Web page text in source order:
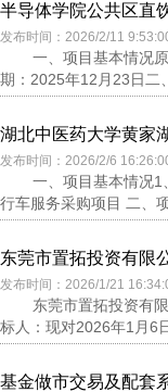
半导体学院公共区直
发布时间：2026/2/11
一、项目基本情况
期：2025年12月23日二
湖北中医药大学黄家
发布时间：2026/2/6
一、项目基本情况
行车服务采购项目 二、
东莞市置拓投资有限
发布时间：2026/1/21
东莞市置拓投资有
标人：现对2026年1月6
基金做市交易及配套